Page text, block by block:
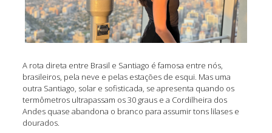
A rota direta entre Brasil e Santiago é famosa entre nós,
brasileiros, pela neve e pelas estações de esqui. Mas uma
outra Santiago, solar e sofisticada, se apresenta quando os
termômetros ultrapassam os 30 graus e a Cordilheira dos
Andes quase abandona o branco para assumir tons lilases e
dourados.